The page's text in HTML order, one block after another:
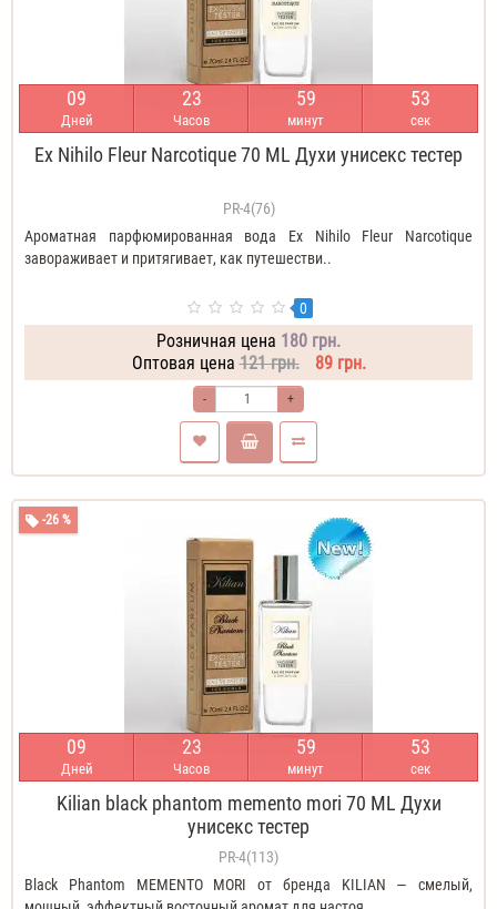
09
Дней
23
Часов
59
минут
52
сек
Ex Nihilo Fleur Narcotique 70 ML Духи унисекс тестер
PR-4(76)
Ароматная парфюмированная вода Ex Nihilo Fleur Narcotique
завораживает и притягивает, как путешестви..
0
Розничная цена 180 грн.
Оптовая цена 121 грн. 89 грн.
- +
-26 %
09
Дней
23
Часов
59
минут
52
сек
Kilian black phantom memento mori 70 ML Духи
унисекс тестер
PR-4(113)
Black Phantom MEMENTO MORI от бренда KILIAN — смелый,